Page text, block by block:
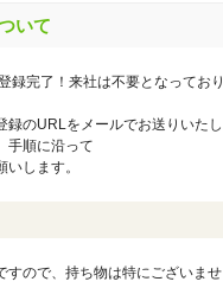
いて
録完了！来社は不要となっており
録のURLをメールでお送りいたし
手順に沿って
いします。
すので、持ち物は特にございませ